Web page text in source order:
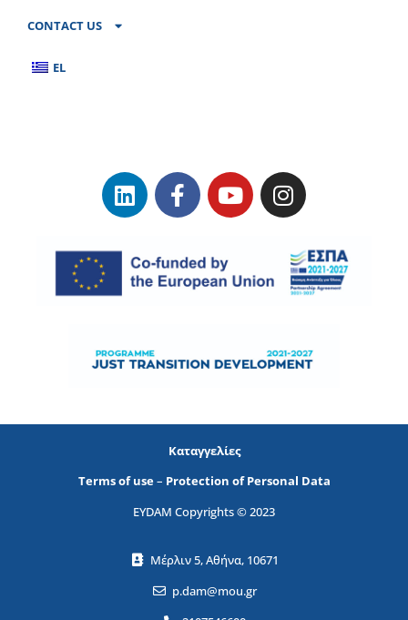
CONTACT US
EL
Καταγγελίες
Terms of use– Protection of Personal Data
EYDAM Copyrights © 2023
Μέρλιν 5, Αθήνα, 10671
p.dam@mou.gr